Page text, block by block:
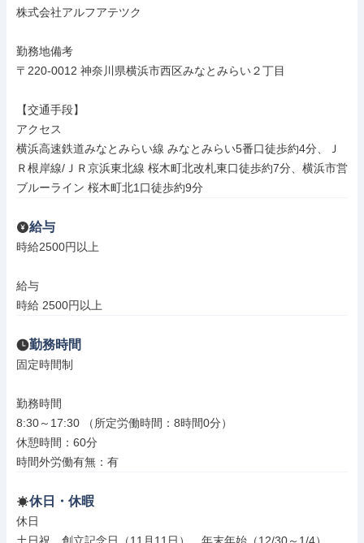
株式会社アルフアテツク
勤務地備考
〒220-0012 神奈川県横浜市西区みなとみらい２丁目
【交通手段】
アクセス
横浜高速鉄道みなとみらい線 みなとみらい5番口徒歩約4分、Ｊ
Ｒ根岸線/ＪＲ京浜東北線 桜木町北改札東口徒歩約7分、横浜市営
ブルーライン 桜木町北1口徒歩約9分
給与
時給2500円以上
給与
時給 2500円以上
勤務時間
固定時間制
勤務時間
8:30～17:30 （所定労働時間：8時間0分）
休憩時間：60分
時間外労働有無：有
休日・休暇
休日